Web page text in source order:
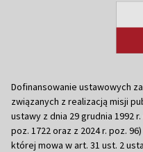
Dofinansowanie ustawowych
związanych z realizacją misji
ustawy z dnia 29 grudnia 1992
poz. 1722 oraz z 2024 r. poz.
której mowa w art. 31 ust. 2